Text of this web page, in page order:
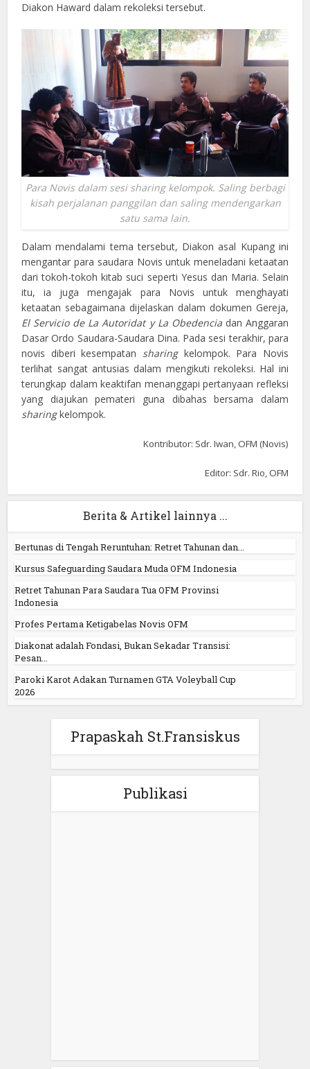
Diakon Haward dalam rekoleksi tersebut.
Para Novis dalam sesi sharingkelompok. Saling berbagi
kisah perjalanan panggilan dan saling mendengarkan
satu sama lain.
Dalam mendalami tema tersebut, Diakon asal Kupang ini
mengantar para saudara Novis untuk meneladani ketaatan
dari tokoh-tokoh kitab suci seperti Yesus dan Maria. Selain
itu, ia juga mengajak para Novis untuk menghayati
ketaatan sebagaimana dijelaskan dalam dokumen Gereja,
El Servicio de La Autoridat yLa Obedenciadan Anggaran
Dasar Ordo Saudara-Saudara Dina. Pada sesi terakhir, para
novis diberi kesempatan sharingkelompok. Para Novis
terlihat sangat antusias dalam mengikuti rekoleksi. Hal ini
terungkap dalam keaktifan menanggapi pertanyaan refleksi
yang diajukan pemateri guna dibahas bersama dalam
sharingkelompok.
Kontributor: Sdr. Iwan, OFM (Novis)
Editor: Sdr. Rio, OFM
Berita & Artikel lainnya ...
Bertunas di Tengah Reruntuhan: Retret Tahunan dan...
Kursus Safeguarding Saudara Muda OFM Indonesia
Retret Tahunan Para Saudara Tua OFM Provinsi
Indonesia
Profes Pertama Ketigabelas Novis OFM
Diakonat adalah Fondasi, Bukan Sekadar Transisi:
Pesan...
Paroki Karot Adakan Turnamen GTA Voleyball Cup
2026
Prapaskah St.Fransiskus
Publikasi